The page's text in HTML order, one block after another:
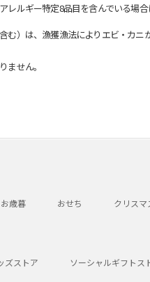
ルギー特定8品目を含んでいる場合
）は、漁獲漁法によりエビ・カ
せん。
お歳暮 おせち クリスマ
ズストア ソーシャルギフトス